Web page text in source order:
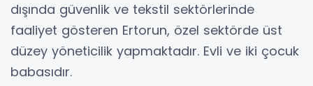
dışında güvenlik ve tekstil sektörlerinde
faaliyet gösteren Ertorun, özel sektörde üst
düzey yöneticilik yapmaktadır. Evli ve iki çocuk
babasıdır.